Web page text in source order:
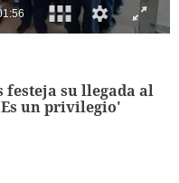
festeja su llegada al
un privilegio'